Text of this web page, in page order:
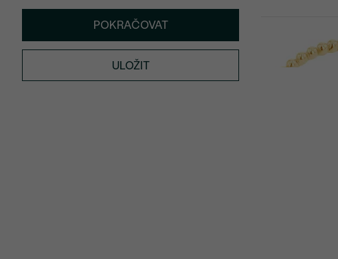
POKRAČOVAT
ULOŽIT
11 090 Kč od 12 790 Kč